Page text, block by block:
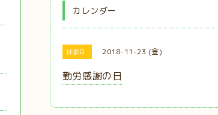
カレンダー
休診日 2018-11-23 (金)
勤労感謝の日